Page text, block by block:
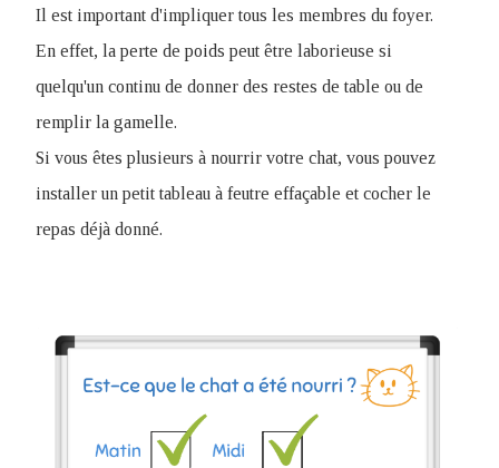
Il est important d'impliquer tous les membres du foyer.
En effet, la perte de poids peut être laborieuse si
quelqu'un continu de donner des restes de table ou de
remplir la gamelle.
Si vous êtes plusieurs à nourrir votre chat, vous pouvez
installer un petit tableau à feutre effaçable et cocher le
repas déjà donné.